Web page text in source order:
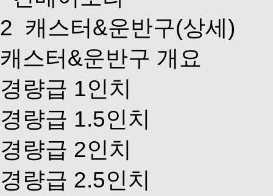
2 캐스터&운반구(상세)
캐스터&운반구 개요
경량급 1인치
경량급 1.5인치
경량급 2인치
경량급 2.5인치